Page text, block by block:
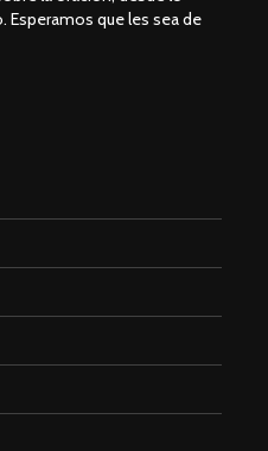
Esperamos que les sea de